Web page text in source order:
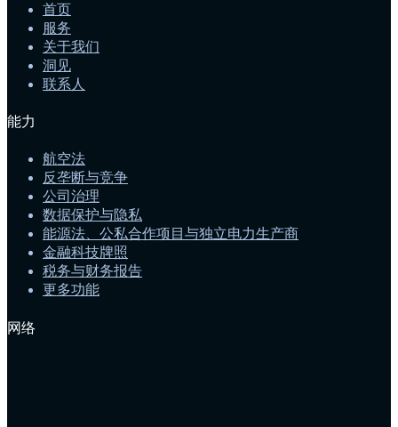
首页
服务
关于我们
洞见
联系人
能力
航空法
反垄断与竞争
公司治理
数据保护与隐私
能源法、公私合作项目与独立电力生产商
金融科技牌照
税务与财务报告
更多功能
网络